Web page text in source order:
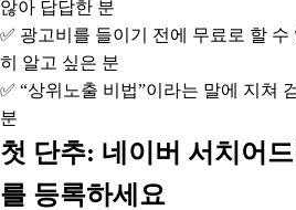
않아 답답한 분
✅ 광고비를 들이기 전에 무료로 할
히 알고 싶은 분
✅ “상위노출 비법”이라는 말에 지쳐
분
첫 단추: 네이버 서치어
를 등록하세요